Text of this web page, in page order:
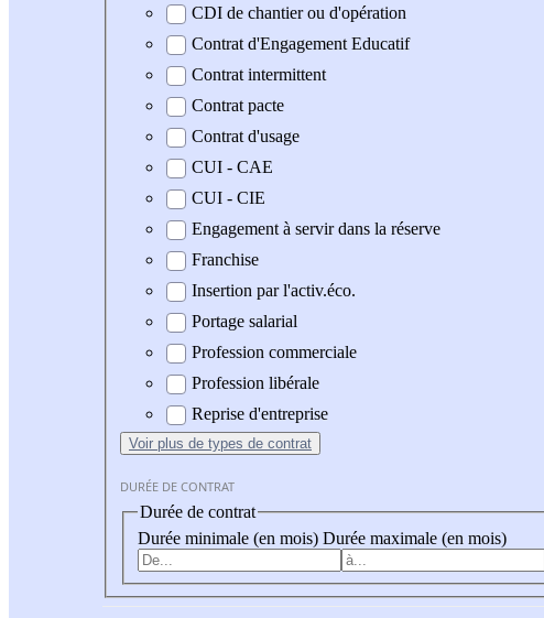
CDI de chantier ou d'opération
Contrat d'Engagement Educatif
Contrat intermittent
Contrat pacte
Contrat d'usage
CUI - CAE
CUI - CIE
Engagement à servir dans la réserve
Franchise
Insertion par l'activ.éco.
Portage salarial
Profession commerciale
Profession libérale
Reprise d'entreprise
Voir plus de types de contrat
DURÉE DE CONTRAT
Durée de contrat
Durée minimale (en mois) Durée maximale (en mois)